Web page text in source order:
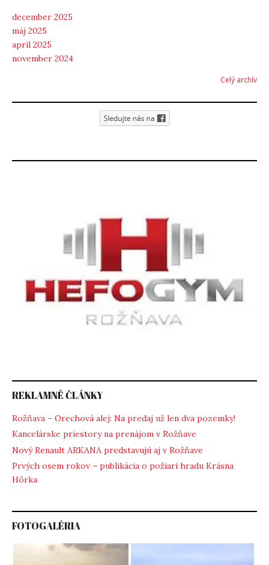
december 2025
máj 2025
apríl 2025
november 2024
Celý archív
REKLAMNÉ ČLÁNKY
Rožňava – Orechová alej: Na predaj už len dva pozemky!
Kancelárske priestory na prenájom v Rožňave
Nový Renault ARKANA predstavujú aj v Rožňave
Prvých osem rokov – publikácia o požiari hradu Krásna
Hôrka
FOTOGALÉRIA